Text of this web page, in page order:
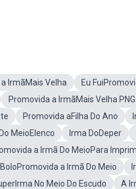
IrmãMais Velha Eu
Promovida a IrmãMais Velha PNG
Promovida aFilha Do Ano
MeioElenco Irma DoDeper
a Irmã Do MeioPara
a Irmã Do Meio
No Meio Do Escudo
A